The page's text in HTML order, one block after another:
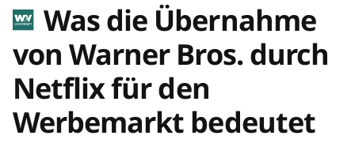
Was die Übernahme
von Warner Bros. durch
Netflix für den
Werbemarkt bedeutet